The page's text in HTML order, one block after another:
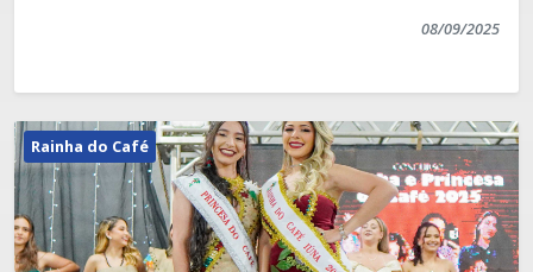
08/09/2025
Rainha do Café